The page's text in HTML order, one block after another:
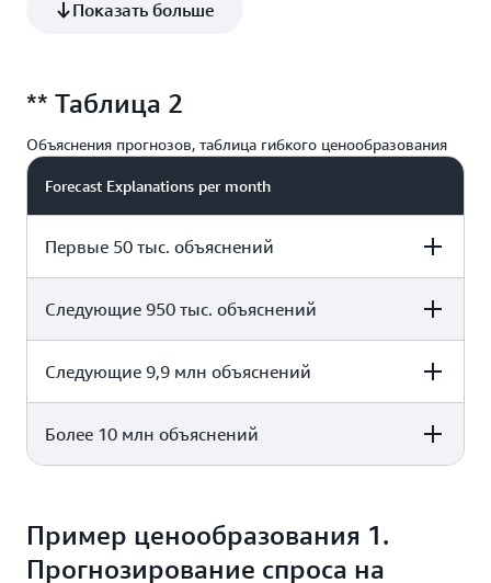
измерений, для каждого квантиля. Количество прогнозов
Показать больше
** Таблица 2
Объяснения прогнозов, таблица гибкого ценообразования
Forecast Explanations per month
Первые 50 тыс. объяснений
Price per 1000 explanations
2,00 USD
Следующие 950 тыс. объяснений
Price per 1000 explanations
0,80 USD
Следующие 9,9 млн объяснений
Price per 1000 explanations
Более 10 млн объяснений
0,15 USD
Пример ценообразования 1.
Прогнозирование спроса на